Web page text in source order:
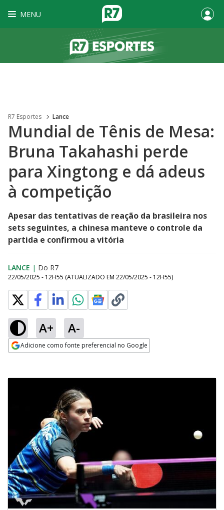
MENU
R7 Esportes Lance
Mundial de Tênis de Mesa:
Bruna Takahashi perde
para Xingtong e dá adeus
à competição
Apesar das tentativas de reação da brasileira nos
sets seguintes, a chinesa manteve o controle da
partida e confirmou a vitória
LANCE | Do R7
22/05/2025 - 12H55 (ATUALIZADO EM 22/05/2025 - 12H55)
A+ A-
Adicione como fonte preferencial no Google